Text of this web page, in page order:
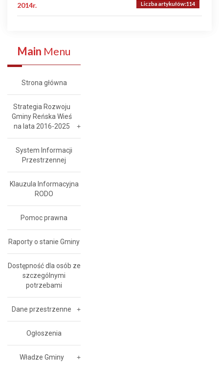
2014r. Liczba artykułów:114
Main Menu
Strona główna
Strategia Rozwoju
Gminy Reńska Wieś
na lata 2016-2025
System Informacji
Przestrzennej
Klauzula Informacyjna
RODO
Pomoc prawna
Raporty o stanie Gminy
Dostępność dla osób ze
szczególnymi
potrzebami
Dane przestrzenne
Ogłoszenia
Władze Gminy